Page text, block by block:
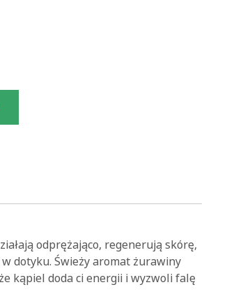
odprężająco, regenerują skórę,
dotyku. Świeży aromat żurawiny
kąpiel doda ci energii i wyzwoli falę